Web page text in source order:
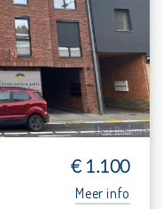
5 m²
75 m²
€ 1.100
Meer info